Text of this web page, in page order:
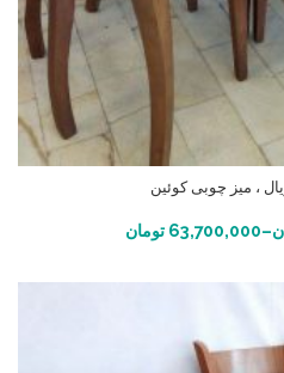
، میز چوبی کوئین
–
63,700,000 تومان گزینه ها